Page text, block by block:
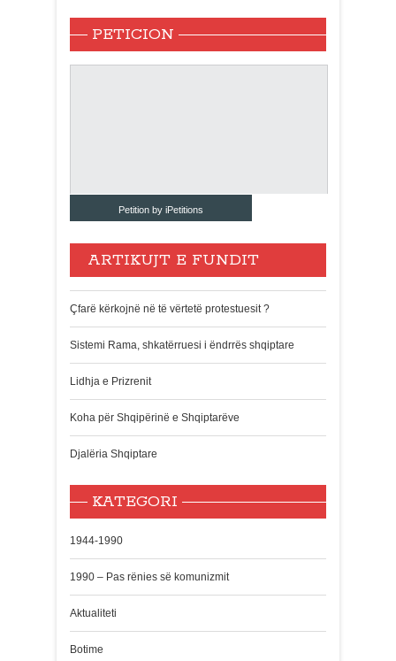
PETICION
Petition by iPetitions
ARTIKUJT E FUNDIT
Çfarë kërkojnë në të vërtetë protestuesit ?
Sistemi Rama, shkatërruesi i ëndrrës shqiptare
Lidhja e Prizrenit
Koha për Shqipërinë e Shqiptarëve
Djalëria Shqiptare
KATEGORI
1944-1990
1990 – Pas rënies së komunizmit
Aktualiteti
Botime